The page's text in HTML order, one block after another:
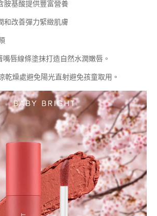
基酸提供豐富營養
改善彈力緊緻肌膚
唇線條塗抹打造自然水潤嫩唇。
乾燥處避免陽光直射避免孩童取用。